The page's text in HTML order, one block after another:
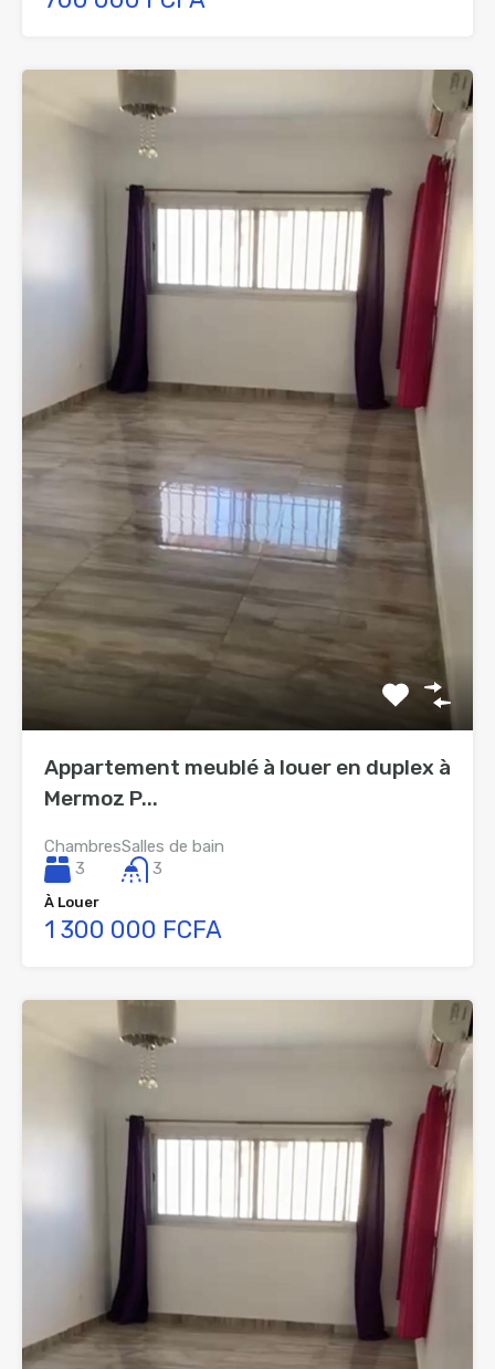
Appartement meublé à louer en duplex à
Mermoz P...
Chambres
3
Salles de bain
3
À Louer
1 300 000 FCFA